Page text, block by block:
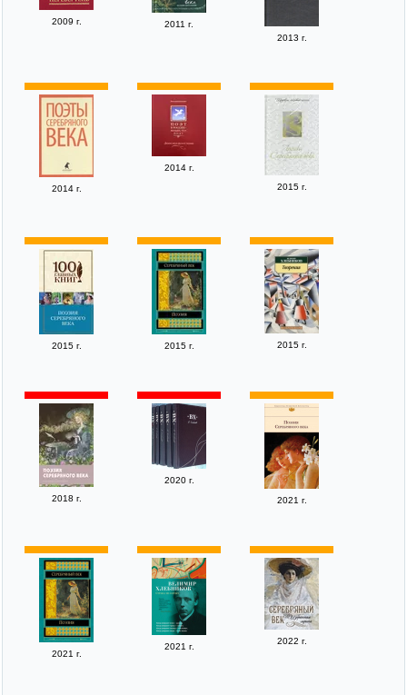
2009 г.
2011 г.
2013 г.
2014 г.
2014 г.
2015 г.
2015 г. 2015 г. 2015 г.
2018 г.
2020 г.
2021 г.
2021 г.
2021 г.
2022 г.